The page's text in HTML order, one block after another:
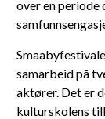
over en
samarbeid på
aktører. Det er
kulturskolens